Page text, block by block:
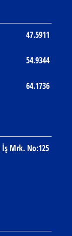
47.5911
54.9344
64.1736
İş Mrk. No:125